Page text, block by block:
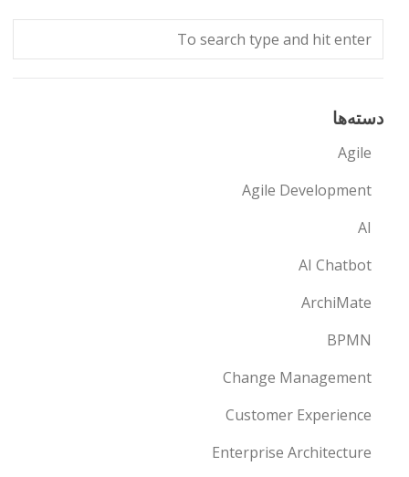
دسته‌ها
Agile
Agile Development
AI
AI Chatbot
ArchiMate
BPMN
Change Management
Customer Experience
Enterprise Architecture